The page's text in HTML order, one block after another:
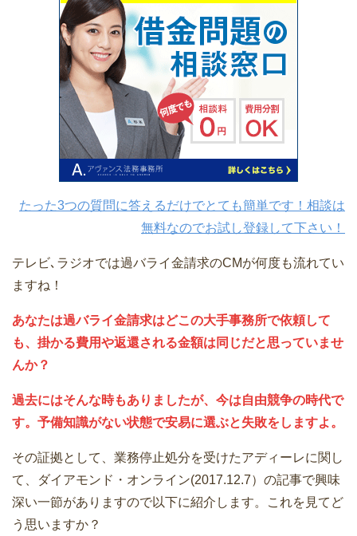
たった3つの質問に答えるだけでとても簡単です！相談は
無料なのでお試し登録して下さい！
テレビ､ラジオでは過バライ金請求のCMが何度も流れてい
ますね！
あなたは過バライ金請求はどこの大手事務所で依頼して
も、掛かる費用や返還される金額は同じだと思っていませ
んか？
過去にはそんな時もありましたが、今は自由競争の時代で
す。予備知識がない状態で安易に選ぶと失敗をしますよ。
その証拠として、業務停止処分を受けたアディーレに関し
て、ダイアモンド・オンライン(2017.12.7）の記事で興味
深い一節がありますので以下に紹介します。これを見てど
う思いますか？